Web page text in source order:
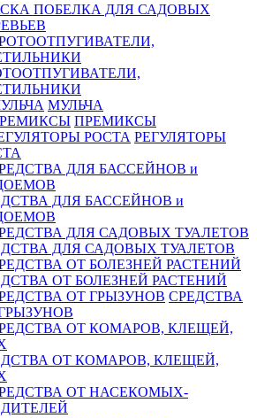
ПОБЕЛКА ДЛЯ САДОВЫХ
МУЛЬЧА
ПРЕМИКСЫ
РЕГУЛЯТОРЫ
ДЛЯ БАССЕЙНОВ и
ДЛЯ САДОВЫХ ТУАЛЕТОВ
ОТ БОЛЕЗНЕЙ РАСТЕНИЙ
СРЕДСТВА
ОТ КОМАРОВ, КЛЕЩЕЙ,